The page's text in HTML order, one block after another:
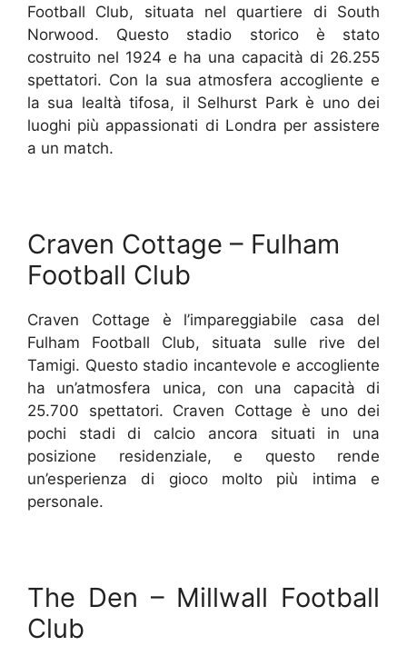
Football Club, situata nel quartiere di South
Norwood. Questo stadio storico è stato
costruito nel 1924 e ha una capacità di 26.255
spettatori. Con la sua atmosfera accogliente e
la sua lealtà tifosa, il Selhurst Park è uno dei
luoghi più appassionati di Londra per assistere
a un match.
Craven Cottage – Fulham
Football Club
Craven Cottage è l’impareggiabile casa del
Fulham Football Club, situata sulle rive del
Tamigi. Questo stadio incantevole e accogliente
ha un’atmosfera unica, con una capacità di
25.700 spettatori. Craven Cottage è uno dei
pochi stadi di calcio ancora situati in una
posizione residenziale, e questo rende
un’esperienza di gioco molto più intima e
personale.
The Den – Millwall Football
Club